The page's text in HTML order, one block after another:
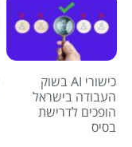
כישורי AI בשוק
העבודה בישראל
הופכים לדרישת
בסיס